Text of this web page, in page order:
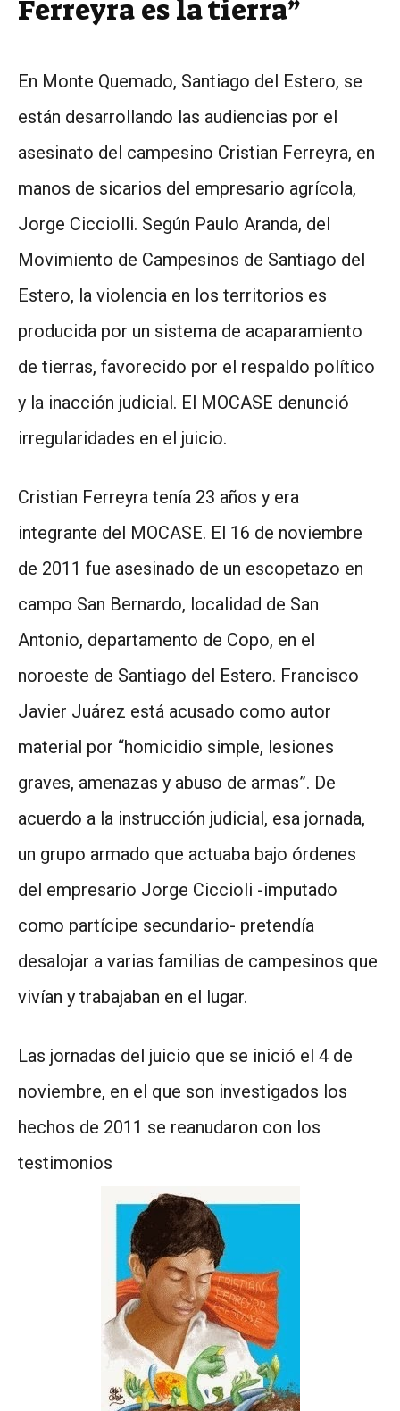
Ferreyra es la tierra”
En Monte Quemado, Santiago del Estero, se
están desarrollando las audiencias por el
asesinato del campesino Cristian Ferreyra, en
manos de sicarios del empresario agrícola,
Jorge Cicciolli. Según Paulo Aranda, del
Movimiento de Campesinos de Santiago del
Estero, la violencia en los territorios es
producida por un sistema de acaparamiento
de tierras, favorecido por el respaldo político
y la inacción judicial. El MOCASE denunció
irregularidades en el juicio.
Cristian Ferreyra tenía 23 años y era
integrante del MOCASE. El 16 de noviembre
de 2011 fue asesinado de un escopetazo en
campo San Bernardo, localidad de San
Antonio, departamento de Copo, en el
noroeste de Santiago del Estero. Francisco
Javier Juárez está acusado como autor
material por “homicidio simple, lesiones
graves, amenazas y abuso de armas”. De
acuerdo a la instrucción judicial, esa jornada,
un grupo armado que actuaba bajo órdenes
del empresario Jorge Ciccioli -imputado
como partícipe secundario- pretendía
desalojar a varias familias de campesinos que
vivían y trabajaban en el lugar.
Las jornadas del juicio que se inició el 4 de
noviembre, en el que son investigados los
hechos de 2011 se reanudaron con los
testimonios